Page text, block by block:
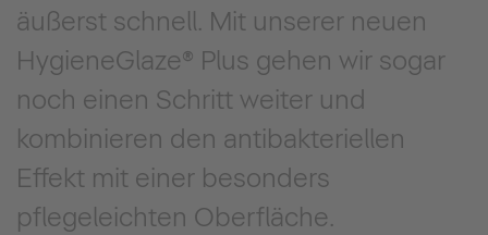
äußerst schnell. Mit unserer neuen
HygieneGlaze® Plus gehen wir sogar
noch einen Schritt weiter und
kombinieren den antibakteriellen
Effekt mit einer besonders
pflegeleichten Oberfläche.